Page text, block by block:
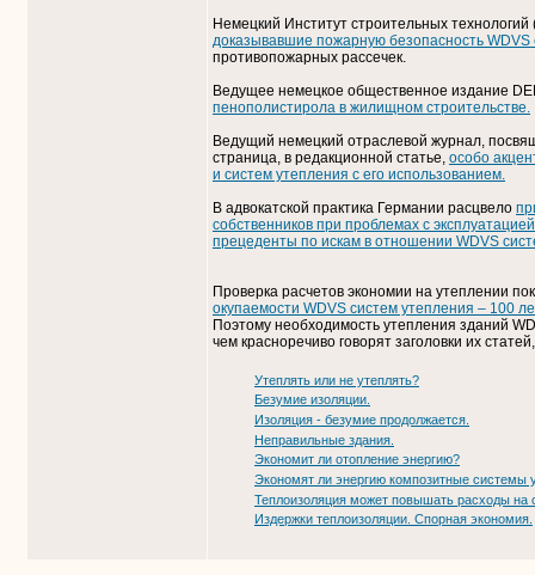
Немецкий Институт строительных
доказывавшие пожарную безопасность
противопожарных рассечек.
Ведущее немецкое общественное издание
пенополистирола в жилищном строительстве.
Ведущий немецкий отраслевой журнал,
страница, в редакционной статье, особо
и систем утепления с его использованием.
В адвокатской практика Германии расцвело
собственников при проблемах с
прецеденты по искам в отношении WDVS
Проверка расчетов экономии на утеплении
окупаемости WDVS систем утепления – 100
Поэтому необходимость утепления зданий
чем красноречиво говорят заголовки их
Утеплять или не утеплять?
Безумие изоляции.
Изоляция - безумие продолжается.
Неправильные здания.
Экономит ли отопление энергию?
Экономят ли энергию композитные системы
Теплоизоляция может повышать расходы на
Издержки теплоизоляции. Спорная экономия.